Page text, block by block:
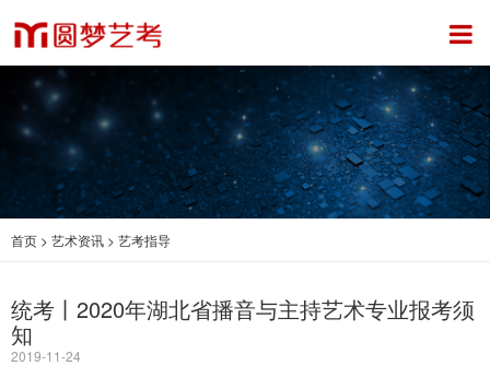
首页 > 艺术资讯 > 艺考指导
统考丨2020年湖北省播音与主持艺术专业报考须
知
2019-11-24